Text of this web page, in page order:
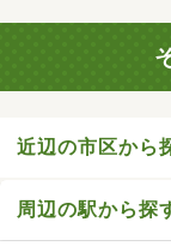
近辺の市区から
周辺の駅から探